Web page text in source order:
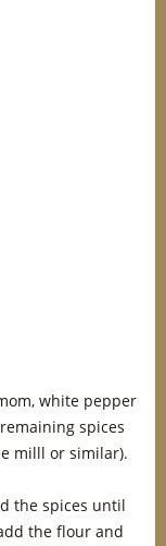
white pepper
spices
milll or similar).
the spices until
the flour and